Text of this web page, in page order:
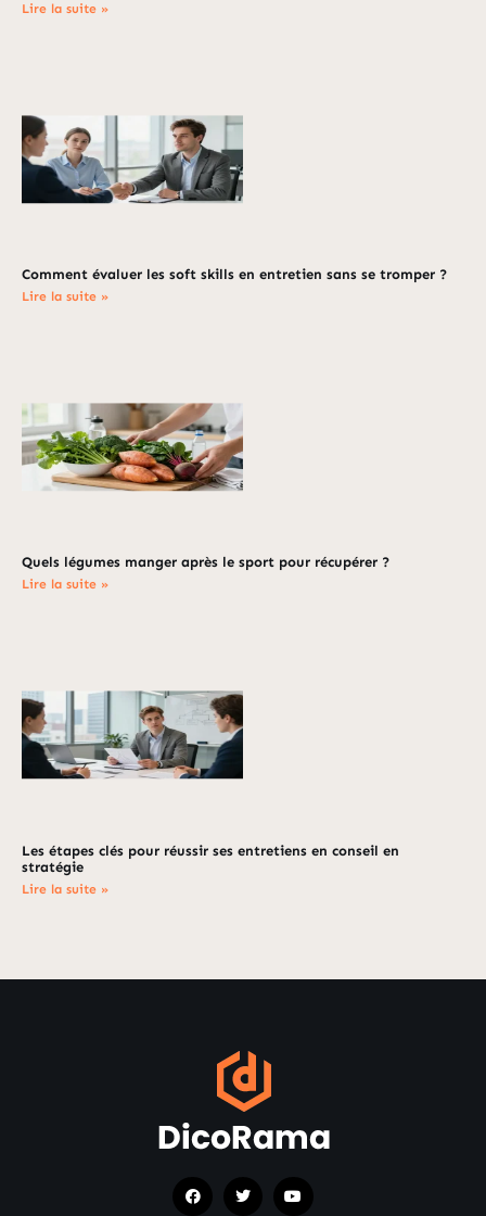
Lire la suite »
Comment évaluer les soft skills en entretien sans se tromper ?
Lire la suite »
Quels légumes manger après le sport pour récupérer ?
Lire la suite »
Les étapes clés pour réussir ses entretiens en conseil en
stratégie
Lire la suite »